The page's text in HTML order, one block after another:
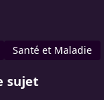
Santé et Maladie
sujet